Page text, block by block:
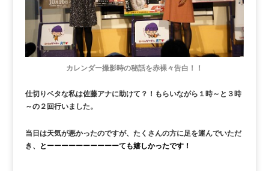
カレンダー撮影時の秘話を赤裸々告白！！
仕切りベタな私は佐藤アナに助けて？！もらいながら１時～と３時
～の２回行いました。
当日は天気が悪かったのですが、たくさんの方に足を運んでいただ
き、
とーーーーーーーーーーても嬉しかったです！